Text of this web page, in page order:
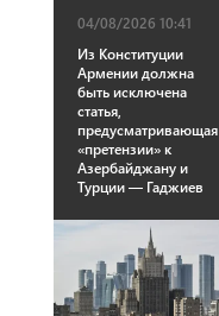
04/08/2026 10:41
Из Конституции
Армении должна
быть исключена
статья,
предусматривающая
«претензии» к
Азербайджану и
Турции — Гаджиев